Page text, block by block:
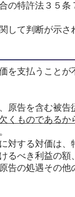
の特許法３５条
して判断が示さ
を支払うこと
原告を含む被告
くものである
対する対価は、
るべき利益の
告の処遇その